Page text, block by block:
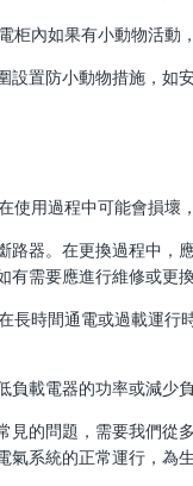
柜內如果有小動物活動
設置防小動物措施，如
使用過程中可能會損壞
路器。在更換過程中，
需要應進行維修或更換
長時間通電或過載運行
負載電器的功率或減少
見的問題，需要我們從
系統的正常運行，為